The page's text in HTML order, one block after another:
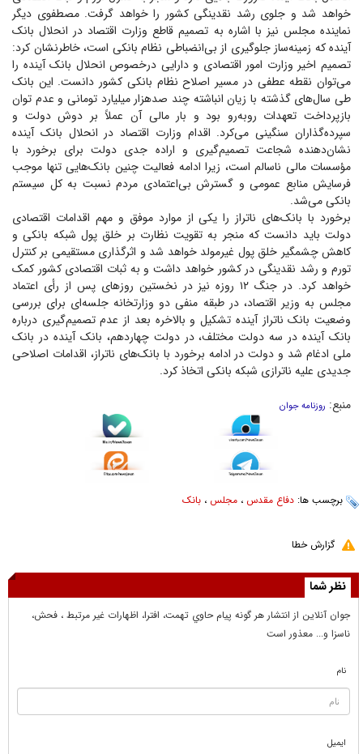
خواهد شد و جلوی رشد نقدینگی کشور را خواهد گرفت. مصطفوی دیگر
نماینده مجلس نیز با اشاره به تصمیم قاطع وزارت اقتصاد در انحلال بانک
آینده که زمینه‌ساز جلوگیری از بی‌انضباطی نظام بانکی است، خاطرنشان کرد:
تصمیم اخیر وزارت امور اقتصادی و دارایی درخصوص انحلال بانک آینده را
می‌توان نقطه عطفی در مسیر اصلاح نظام بانکی کشور دانست. این بانک
طی سال‌های گذشته با زیان انباشته چند صدهزار میلیارد تومانی و عدم توان
بازپرداخت تعهدات روبه‌رو بود و بار مالی آن عملاً بر دوش دولت و
سپرده‌گذاران سنگینی می‌کرد. اقدام وزارت اقتصاد در انحلال بانک آینده
نشان‌دهنده شجاعت تصمیم‌گیری و اراده جدی دولت برای برخورد با
مؤسسات مالی ناسالم است، زیرا ادامه فعالیت چنین بانک‌هایی تنها موجب
فرسایش منابع عمومی و گسترش بی‌اعتمادی مردم نسبت به کل سیستم
بانکی می‌شد.
برخورد با بانک‌های ناتراز را یکی از موارد موفق و مهم اقدامات اقتصادی
دولت باید دانست که منجر به تقویت نظارت بر خلق پول شبکه بانکی و
کاهش چشمگیر خلق پول غیرمولد خواهد شد و اثرگذاری مستقیمی بر کنترل
تورم و رشد نقدینگی در کشور خواهد داشت و به ثبات اقتصادی کشور کمک
خواهد کرد. در جنگ ۱۲ روزه نیز در نخستین روز‌های پس از رأی اعتماد
مجلس به وزیر اقتصاد، در طبقه منفی دو وزارتخانه جلسه‌ای برای بررسی
وضعیت بانک ناتراز آینده تشکیل و بالاخره بعد از عدم تصمیم‌گیری درباره
بانک آینده در سه دولت مختلف، در دولت چهاردهم، بانک آینده در بانک
ملی ادغام شد و دولت در ادامه برخورد با بانک‌های ناتراز، اقدامات اصلاحی
جدیدی علیه ناترازی شبکه بانکی اتخاذ کرد.
منبع: روزنامه جوان
برچسب ها: دفاع مقدس ، مجلس ، بانک
گزارش خطا
نظر شما
جوان آنلاين از انتشار هر گونه پيام حاوي تهمت، افترا، اظهارات غير مرتبط ، فحش،
ناسزا و... معذور است
نام
ایمیل